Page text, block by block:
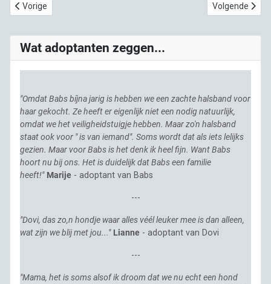
Vorig artikel: Adopteren, werkwijze en procedures
Vorige Volgende
Volgende
Wat adoptanten zeggen...
"Omdat Babs bíjna jarig is hebben we een zachte halsband voor
haar gekocht. Ze heeft er eigenlijk niet een nodig natuurlijk,
omdat we het veiligheidstuigje hebben. Maar zo'n halsband
staat ook voor " is van iemand". Soms wordt dat als iets lelijks
gezien. Maar voor Babs is het denk ik heel fijn. Want Babs
hoort nu bij ons. Het is duidelijk dat Babs een familie
heeft!" Marije - adoptant van Babs
---
"Dovi, das zo,n hondje waar alles véél leuker mee is dan alleen,
wat zijn we blij met jou..." Lianne - adoptant van Dovi
---
"Mama, het is soms alsof ik droom dat we nu echt een hond